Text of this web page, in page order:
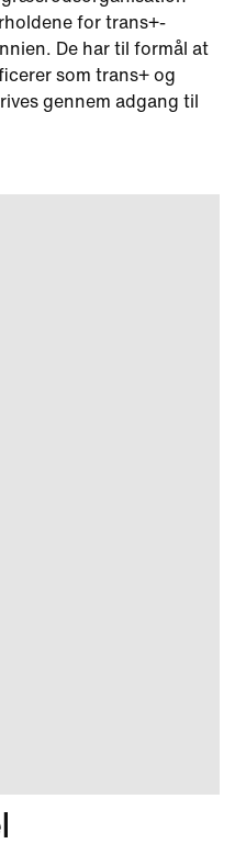
for trans+-
De har til formål at
som trans+ og
gennem adgang til